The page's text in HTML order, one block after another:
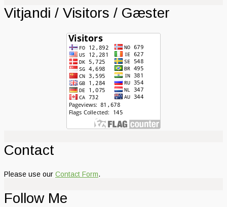
Vitjandi / Visitors / Gæster
Contact
Please use our Contact Form.
Follow Me